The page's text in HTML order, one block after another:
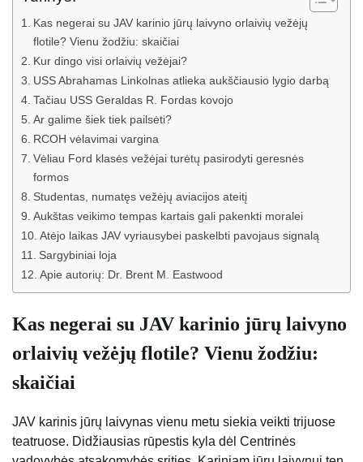
Kas negerai su JAV karinio jūrų laivyno orlaivių vežėjų
flotile? Vienu žodžiu: skaičiai
Kur dingo visi orlaivių vežėjai?
USS Abrahamas Linkolnas atlieka aukščiausio lygio darbą
Tačiau USS Geraldas R. Fordas kovojo
Ar galime šiek tiek pailsėti?
RCOH vėlavimai vargina
Vėliau Ford klasės vežėjai turėtų pasirodyti geresnės
formos
Studentas, numatęs vežėjų aviacijos ateitį
Aukštas veikimo tempas kartais gali pakenkti moralei
Atėjo laikas JAV vyriausybei paskelbti pavojaus signalą
Sargybiniai loja
Apie autorių: Dr. Brent M. Eastwood
Kas negerai su JAV karinio jūrų laivyno
orlaivių vežėjų flotile? Vienu žodžiu:
skaičiai
JAV karinis jūrų laivynas vienu metu siekia veikti trijuose
teatruose. Didžiausias rūpestis kyla dėl Centrinės